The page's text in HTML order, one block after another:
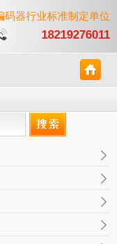
码器行业标准制定单位
18219276011